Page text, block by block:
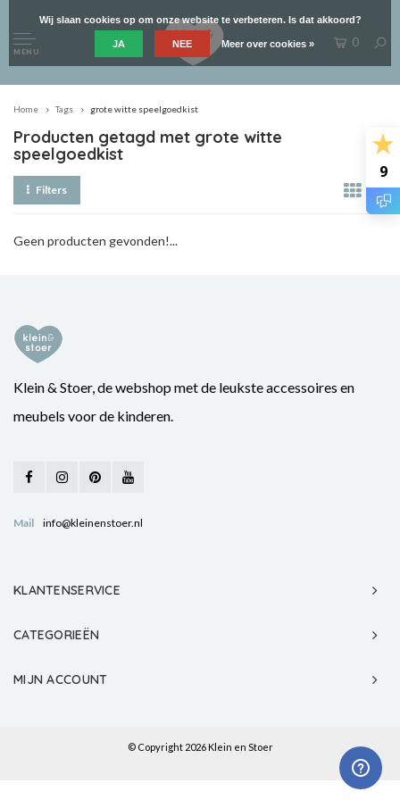
9
MENU
0
Home Tags grote witte speelgoedkist
Producten getagd met grote witte
speelgoedkist
Filters
Geen producten gevonden!...
Klein & Stoer, de webshop met de leukste accessoires en
meubels voor de kinderen.
Mail info@kleinenstoer.nl
KLANTENSERVICE
CATEGORIEËN
MIJN ACCOUNT
© Copyright 2026 Klein en Stoer
Wij slaan cookies op om onze website te verbeteren. Is dat akkoord?
JA NEE Meer over cookies »